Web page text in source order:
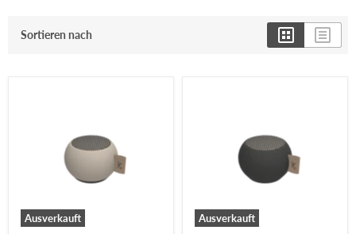
Sortieren nach
Ausverkauft Ausverkauft